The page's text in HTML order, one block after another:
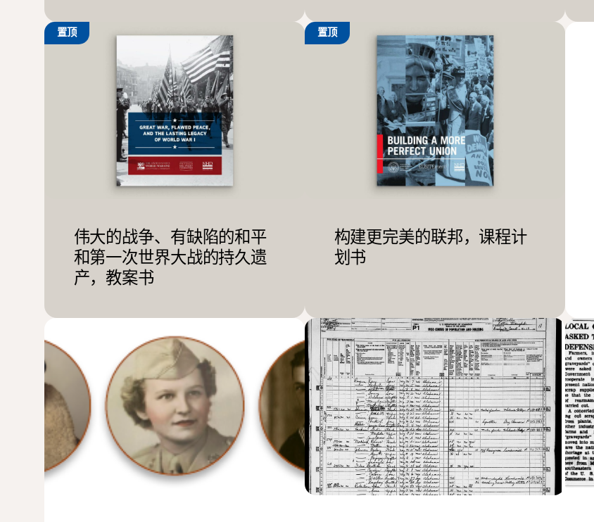
置顶
伟大的战争、有缺陷的和平
和第一次世界大战的持久遗
产，教案书
置顶
构建更完美的联邦，课程计
划书